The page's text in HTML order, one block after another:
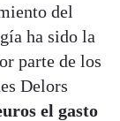
del
ha sido la
parte de los
Delors
el gasto